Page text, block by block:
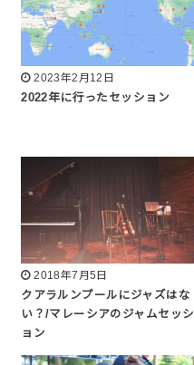
2023年2月12日
2022年に行ったセッション
2018年7月5日
クアラルンプールにジャズはな
い？/マレーシアのジャムセッシ
ョン